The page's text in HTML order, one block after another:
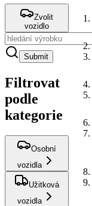
Zvolit
vozidlo
Submit
Filtrovat
podle
kategorie
Osobní
vozidla
Užitková
vozidla